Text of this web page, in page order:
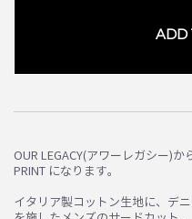
ADD
OUR LEGACY(アワーレガシー)か
PRINT になります。
イタリア製コットン生地に、デ